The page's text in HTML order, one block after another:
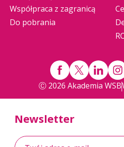
Współpraca z zagranicą
Do pobrania
Ⓒ 2026 Akademia WSB
Newsletter